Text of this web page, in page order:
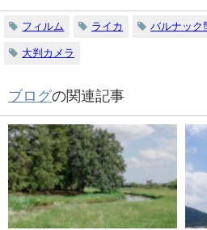
フィルム ライカ バルナック
大判カメラ
ブログの関連記事